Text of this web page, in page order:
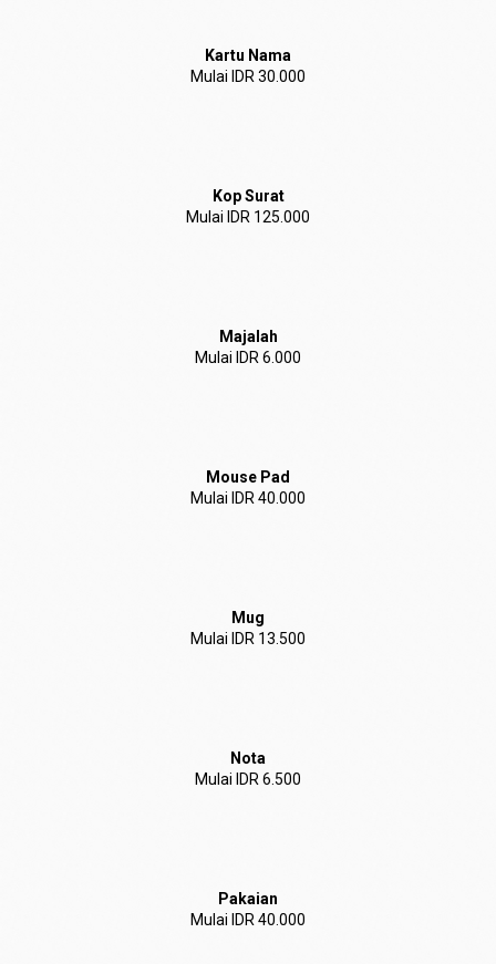
Kartu Nama
Mulai IDR 30.000
Kop Surat
Mulai IDR 125.000
Majalah
Mulai IDR 6.000
Mouse Pad
Mulai IDR 40.000
Mug
Mulai IDR 13.500
Nota
Mulai IDR 6.500
Pakaian
Mulai IDR 40.000